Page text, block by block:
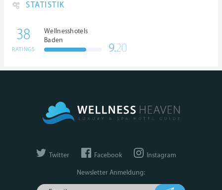
STATISTIK
38
RATINGS
Wellnesshotels
Baden
9.20
Twitter Facebook Instagram
Newsletter Anmeldung: